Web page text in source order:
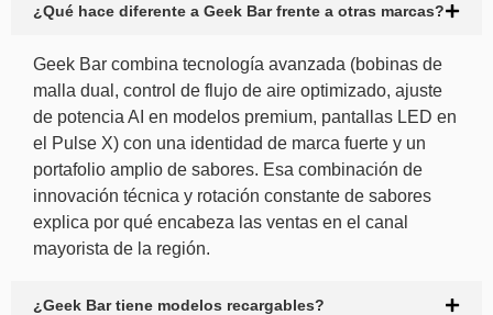
¿Qué hace diferente a Geek Bar frente a otras marcas?
Geek Bar combina tecnología avanzada (bobinas de
malla dual, control de flujo de aire optimizado, ajuste
de potencia AI en modelos premium, pantallas LED en
el Pulse X) con una identidad de marca fuerte y un
portafolio amplio de sabores. Esa combinación de
innovación técnica y rotación constante de sabores
explica por qué encabeza las ventas en el canal
mayorista de la región.
¿Geek Bar tiene modelos recargables?